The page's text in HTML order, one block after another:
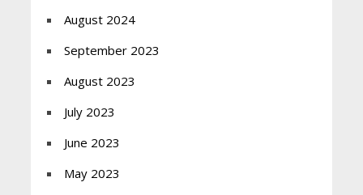
August 2024
September 2023
August 2023
July 2023
June 2023
May 2023